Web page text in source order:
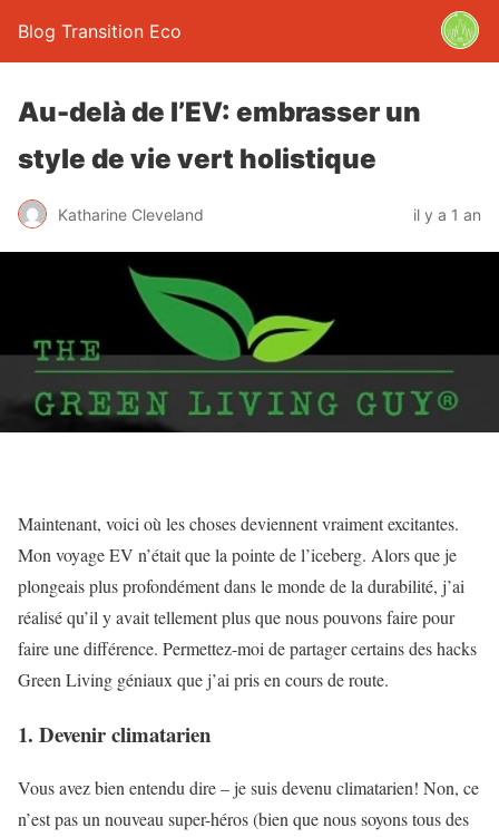
Blog Transition Eco
Au-delà de l’EV: embrasser un
style de vie vert holistique
Katharine Cleveland il y a 1 an
Maintenant, voici où les choses deviennent vraiment excitantes.
Mon voyage EV n’était que la pointe de l’iceberg. Alors que je
plongeais plus profondément dans le monde de la durabilité, j’ai
réalisé qu’il y avait tellement plus que nous pouvons faire pour
faire une différence. Permettez-moi de partager certains des hacks
Green Living géniaux que j’ai pris en cours de route.
1. Devenir climatarien
Vous avez bien entendu dire – je suis devenu climatarien! Non, ce
n’est pas un nouveau super-héros (bien que nous soyons tous des